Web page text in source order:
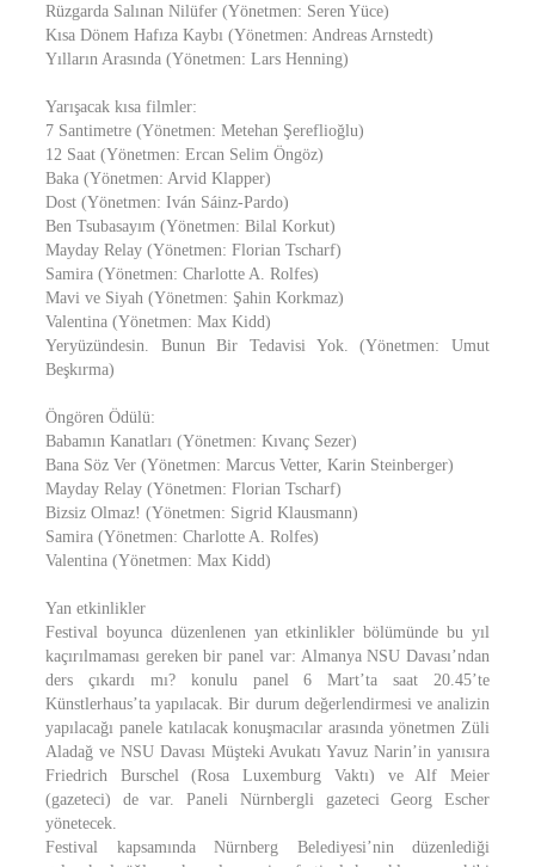
Rüzgarda Salınan Nilüfer (Yönetmen: Seren Yüce)
Kısa Dönem Hafıza Kaybı (Yönetmen: Andreas Arnstedt)
Yılların Arasında (Yönetmen: Lars Henning)
Yarışacak kısa filmler:
7 Santimetre (Yönetmen: Metehan Şereflioğlu)
12 Saat (Yönetmen: Ercan Selim Öngöz)
Baka (Yönetmen: Arvid Klapper)
Dost (Yönetmen: Iván Sáinz-Pardo)
Ben Tsubasayım (Yönetmen: Bilal Korkut)
Mayday Relay (Yönetmen: Florian Tscharf)
Samira (Yönetmen: Charlotte A. Rolfes)
Mavi ve Siyah (Yönetmen: Şahin Korkmaz)
Valentina (Yönetmen: Max Kidd)
Yeryüzündesin. Bunun Bir Tedavisi Yok. (Yönetmen: Umut
Beşkırma)
Öngören Ödülü:
Babamın Kanatları (Yönetmen: Kıvanç Sezer)
Bana Söz Ver (Yönetmen: Marcus Vetter, Karin Steinberger)
Mayday Relay (Yönetmen: Florian Tscharf)
Bizsiz Olmaz! (Yönetmen: Sigrid Klausmann)
Samira (Yönetmen: Charlotte A. Rolfes)
Valentina (Yönetmen: Max Kidd)
Yan etkinlikler
Festival boyunca düzenlenen yan etkinlikler bölümünde bu yıl
kaçırılmaması gereken bir panel var: Almanya NSU Davası’ndan
ders çıkardı mı? konulu panel 6 Mart’ta saat 20.45’te
Künstlerhaus’ta yapılacak. Bir durum değerlendirmesi ve analizin
yapılacağı panele katılacak konuşmacılar arasında yönetmen Züli
Aladağ ve NSU Davası Müşteki Avukatı Yavuz Narin’in yanısıra
Friedrich Burschel (Rosa Luxemburg Vaktı) ve Alf Meier
(gazeteci) de var. Paneli Nürnbergli gazeteci Georg Escher
yönetecek.
Festival kapsamında Nürnberg Belediyesi’nin düzenlediği